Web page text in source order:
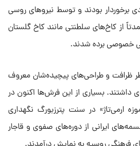
برخوردار بودند و توسط نیرو‌های روسی
از کاخ‌های سلطنتی مانند کاخ گلستان
خصوصی برده شدند.
ظرافت و طراحی‌های پیچیده‌شان معروف
داشتند. بسیاری از این فرش‌ها اکنون در
ارمی‌تاژ» در سنت پترزبورگ نگهداری
ایرانی از دوره‌های صفوی و قاجار